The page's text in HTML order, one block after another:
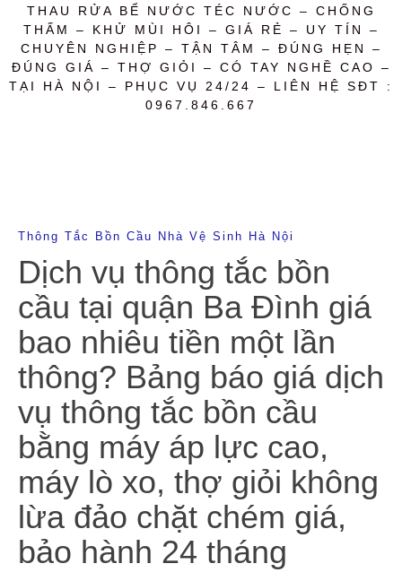
THAU RỬA BỂ NƯỚC TÉC NƯỚC – CHỐNG
THẤM – KHỬ MÙI HÔI – GIÁ RẺ – UY TÍN –
CHUYÊN NGHIỆP – TẬN TÂM – ĐÚNG HẸN –
ĐÚNG GIÁ – THỢ GIỎI – CÓ TAY NGHỀ CAO –
TẠI HÀ NỘI – PHỤC VỤ 24/24 – LIÊN HỆ SĐT :
0967.846.667
Thông Tắc Bồn Cầu Nhà Vệ Sinh Hà Nội
Dịch vụ thông tắc bồn
cầu tại quận Ba Đình giá
bao nhiêu tiền một lần
thông? Bảng báo giá dịch
vụ thông tắc bồn cầu
bằng máy áp lực cao,
máy lò xo, thợ giỏi không
lừa đảo chặt chém giá,
bảo hành 24 tháng